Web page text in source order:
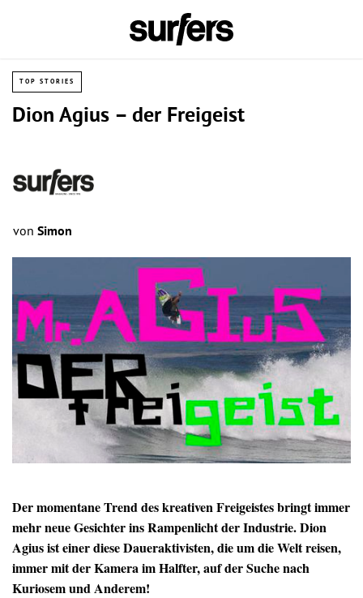
TOP STORIES
Dion Agius – der Freigeist
von Simon
Der momentane Trend des kreativen Freigeistes bringt immer
mehr neue Gesichter ins Rampenlicht der Industrie. Dion
Agius ist einer diese Daueraktivisten, die um die Welt reisen,
immer mit der Kamera im Halfter, auf der Suche nach
Kuriosem und Anderem!